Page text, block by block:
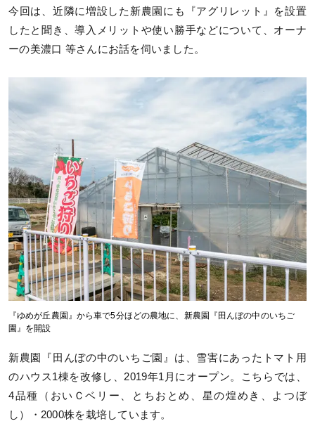
今回は、近隣に増設した新農園にも『アグリレット』を設置
したと聞き、導入メリットや使い勝手などについて、オーナ
ーの美濃口 等さんにお話を伺いました。
『ゆめが丘農園』から車で5分ほどの農地に、新農園『田んぼの中のいちご
園』を開設
新農園『田んぼの中のいちご園』は、雪害にあったトマト用
のハウス1棟を改修し、2019年1月にオープン。こちらでは、
4品種（おいＣベリー、とちおとめ、星の煌めき、よつぼ
し）・2000株を栽培しています。